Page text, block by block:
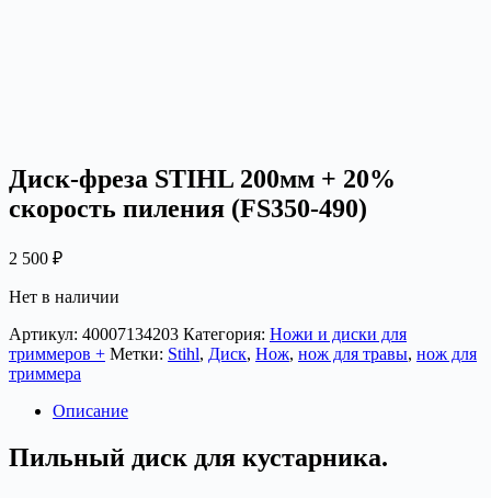
Диск-фреза STIHL 200мм + 20%
скорость пиления (FS350-490)
2 500 ₽
Нет в наличии
Артикул: 40007134203 Категория: Ножи и диски для
триммеров + Метки: Stihl, Диск, Нож, нож для травы, нож для
триммера
Описание
Пильный диск для кустарника.